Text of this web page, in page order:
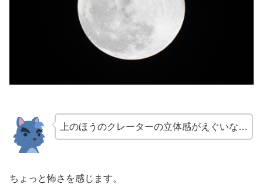
上のほうのクレーターの立体感がえぐいな…
ちょっと怖さを感じます。